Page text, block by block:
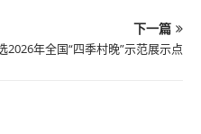
下一篇
2026年全国“四季村晚”示范展示点